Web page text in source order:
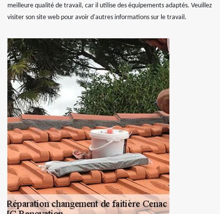
meilleure qualité de travail, car il utilise des équipements adaptés. Veuillez
visiter son site web pour avoir d'autres informations sur le travail.